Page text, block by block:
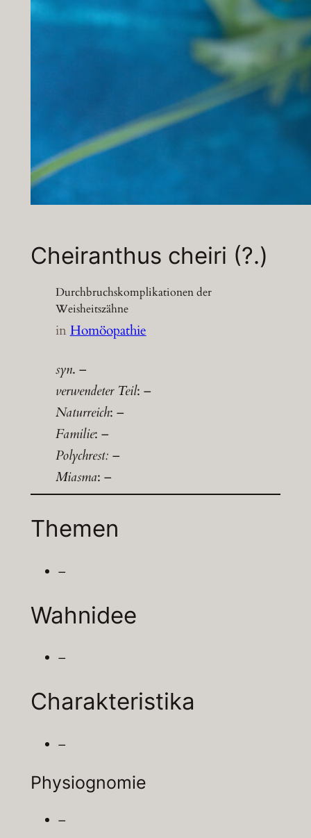
Cheiranthus cheiri (?.)
Durchbruchskomplikationen der
Weisheitszähne
inHomöopathie
syn. –
verwendeter Teil: –
Naturreich: –
Familie: –
Polychrest: –
Miasma: –
Themen
–
Wahnidee
–
Charakteristika
–
Physiognomie
–